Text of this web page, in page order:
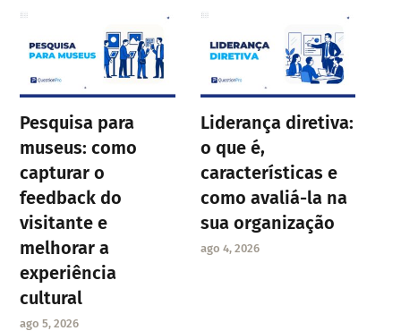
Pesquisa para
museus: como
capturar o
feedback do
visitante e
melhorar a
experiência
cultural
ago 5, 2026
Liderança diretiva:
o que é,
características e
como avaliá-la na
sua organização
ago 4, 2026